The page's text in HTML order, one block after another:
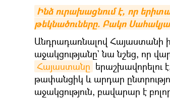
Ինձ ուրախացնում է, որ
թեկնածուները. Բակո
Անդրադառնալով Հայաստանի
աջակցությանը` նա նշեց, որ
Հայաստանը երաշխավորելու
թափանցիկ և արդար
աջակցություն, բավարար է